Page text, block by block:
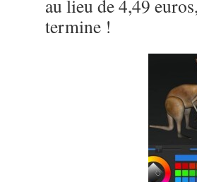
au lieu de 4,49
termine !